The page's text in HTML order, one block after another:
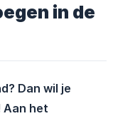
in de
Dan wil je
het